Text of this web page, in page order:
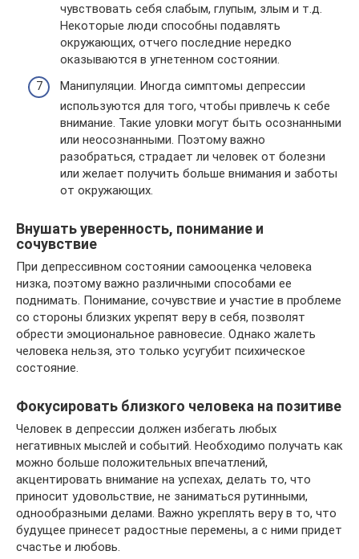
чувствовать себя слабым, глупым, злым и т.д.
Некоторые люди способны подавлять
окружающих, отчего последние нередко
оказываются в угнетенном состоянии.
Манипуляции. Иногда симптомы депрессии
используются для того, чтобы привлечь к себе
внимание. Такие уловки могут быть осознанными
или неосознанными. Поэтому важно
разобраться, страдает ли человек от болезни
или желает получить больше внимания и заботы
от окружающих.
Внушать уверенность, понимание и
сочувствие
При депрессивном состоянии самооценка человека
низка, поэтому важно различными способами ее
поднимать. Понимание, сочувствие и участие в проблеме
со стороны близких укрепят веру в себя, позволят
обрести эмоциональное равновесие. Однако жалеть
человека нельзя, это только усугубит психическое
состояние.
Фокусировать близкого человека на позитиве
Человек в депрессии должен избегать любых
негативных мыслей и событий. Необходимо получать как
можно больше положительных впечатлений,
акцентировать внимание на успехах, делать то, что
приносит удовольствие, не заниматься рутинными,
однообразными делами. Важно укреплять веру в то, что
будущее принесет радостные перемены, а с ними придет
счастье и любовь.